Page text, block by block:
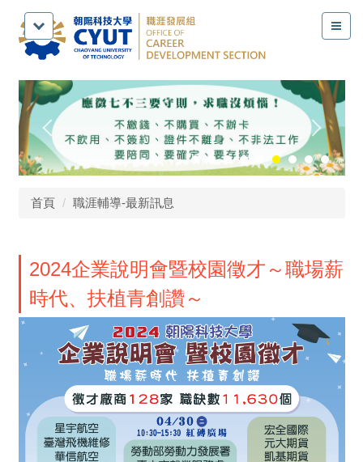
內
容
首頁 職涯輔導-最新訊息
2024企業說明會暨校園徵才～職場薪
時代、扶植青創讚～